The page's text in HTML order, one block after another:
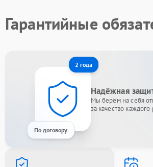
Гарантийные
2 года
По договору
Надёжная
Мы берём на себя
за качество каждого